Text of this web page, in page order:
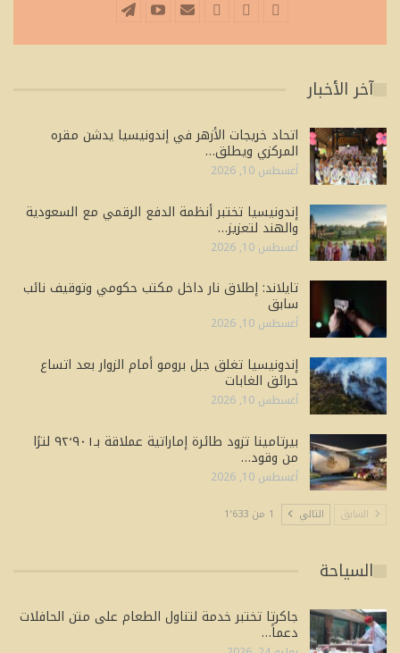
آخر الأخبار
اتحاد خريجات الأزهر في إندونيسيا يدشن مقره
المركزي ويطلق…
أغسطس 10, 2026
إندونيسيا تختبر أنظمة الدفع الرقمي مع السعودية
والهند لتعزيز…
أغسطس 10, 2026
تايلاند: إطلاق نار داخل مكتب حكومي وتوقيف نائب
سابق
أغسطس 10, 2026
إندونيسيا تغلق جبل برومو أمام الزوار بعد اتساع
حرائق الغابات
أغسطس 10, 2026
بيرتامينا تزود طائرة إماراتية عملاقة بـ٩٢٬٩٠١ لترًا
من وقود…
أغسطس 10, 2026
السابق التالي 1 من 1٬633
السياحة
جاكرتا تختبر خدمة لتناول الطعام على متن الحافلات
دعماً…